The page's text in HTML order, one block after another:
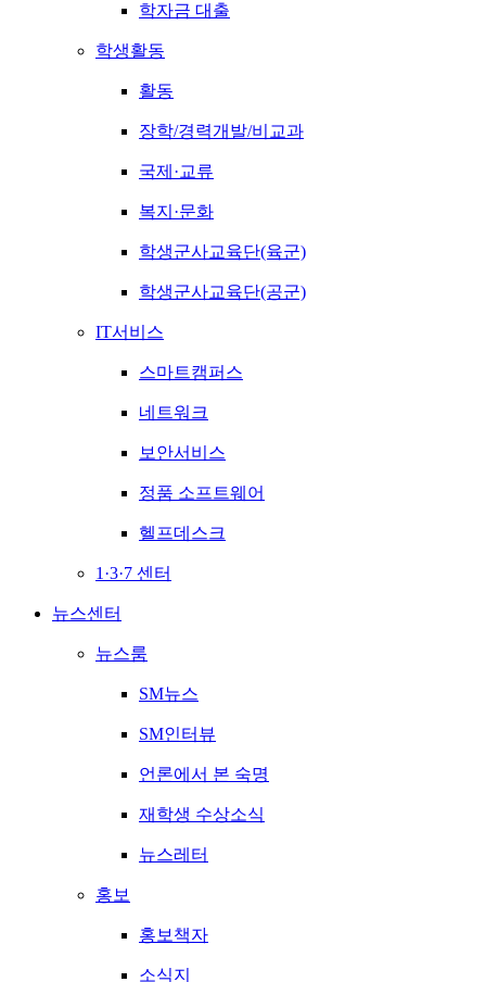
학자금 대출
학생활동
활동
장학/경력개발/비교과
국제·교류
복지·문화
학생군사교육단(육군)
학생군사교육단(공군)
IT서비스
스마트캠퍼스
네트워크
보안서비스
정품 소프트웨어
헬프데스크
1·3·7 센터
뉴스센터
뉴스룸
SM뉴스
SM인터뷰
언론에서 본 숙명
재학생 수상소식
뉴스레터
홍보
홍보책자
소식지